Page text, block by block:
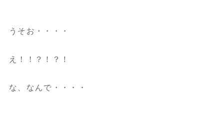
うそお・・・・
え！！？！？！
な、なんで・・・・